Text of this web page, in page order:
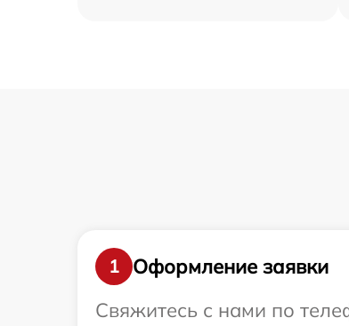
1
Оформление заявки
Свяжитесь с нами по